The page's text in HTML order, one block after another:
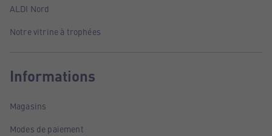
ALDI Nord
Notre vitrine à trophées
Informations
Magasins
Modes de paiement